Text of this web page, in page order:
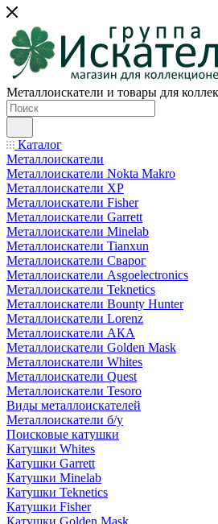
Металлоискатели и товары для
Каталог
Металлоискатели
Металлоискатели Nokta Makro
Металлоискатели XP
Металлоискатели Fisher
Металлоискатели Garrett
Металлоискатели Minelab
Металлоискатели Tianxun
Металлоискатели Сварог
Металлоискатели Asgoelectronics
Металлоискатели Teknetics
Металлоискатели Bounty Hunter
Металлоискатели Lorenz
Металлоискатели АКА
Металлоискатели Golden Mask
Металлоискатели Whites
Металлоискатели Quest
Металлоискатели Tesoro
Виды металлоискателей
Металлоискатели б/у
Поисковые катушки
Катушки Whites
Катушки Garrett
Катушки Minelab
Катушки Teknetics
Катушки Fisher
Катушки Golden Mask